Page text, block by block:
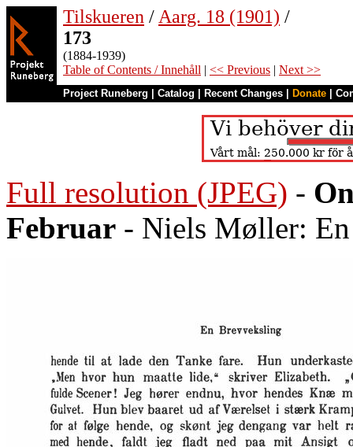
Tilskueren / Aarg. 18 (1901) /
173
(1884-1939)
Table of Contents / Innehåll | << Previous | Next >>
Project Runeberg Catalog Recent Changes Donate
Full resolution (JPEG) -
Februar - Niels Møller: